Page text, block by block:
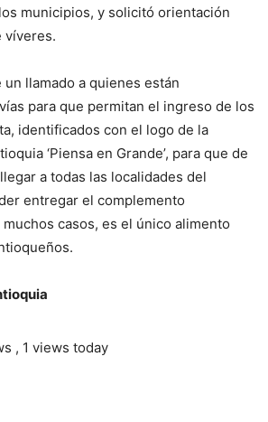
municipios, y solicitó orientación
víveres.
llamado a quienes están
para que permitan el ingreso de los
identificados con el logo de la
‘Piensa en Grande’, para que de
a todas las localidades del
entregar el complemento
casos, es el único alimento
, 1 views today